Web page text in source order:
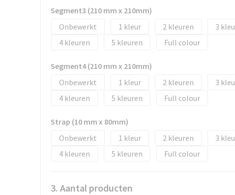
Segment3 (210 mm x 210mm)
Onbewerkt
1 2
3
4
5 Full colour
Segment4 (210 mm x 210mm)
Onbewerkt
1 2
3
4
5 Full colour
Strap (10 mm x 80mm)
Onbewerkt
1 2
3
4
5 Full colour
3. Aantal producten